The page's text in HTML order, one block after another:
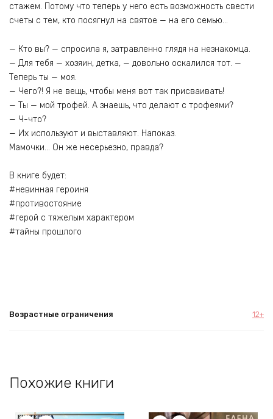
стажем. Потому что теперь у него есть возможность свести
счеты с тем, кто посягнул на святое — на его семью…
— Кто вы? — спросила я, затравленно глядя на незнакомца.
— Для тебя — хозяин, детка, — довольно оскалился тот. —
Теперь ты — моя.
— Чего?! Я не вещь, чтобы меня вот так присваивать!
— Ты — мой трофей. А знаешь, что делают с трофеями?
— Ч-что?
— Их используют и выставляют. Напоказ.
Мамочки… Он же несерьезно, правда?
В книге будет:
#невинная героиня
#противостояние
#герой с тяжелым характером
#тайны прошлого
Возрастные ограничения 12+
Похожие книги